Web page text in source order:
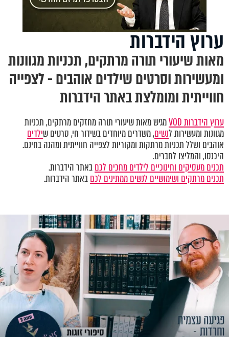
ערוץ הידברות
מאות שיעורי תורה מרתקים, תכניות מגוונות
ומעשירות וסרטים שילדים אוהבים - לצפייה
חווייתית ומומלצת באתר הידברות
ערוץ הידברות VOD
מגיש מאות שיעורי תורה מחזקים מרתקים, תכניות
מגוונות ומעשירות לנשים, משדרים מיוחדים בשידור חי, סרטים שילדים
אוהבים ושלל תכניות מרתקות ומקוריות לצפייה חווייתית ומהנה בחינם.
היכנסו, והמליצו לחברים.
תכנים מעסיקים וחינוכיים לילדים מחכים לכםבאתר הידברות.
תכנים מרתקים ושימושיים לנשים ממתינים לכםבאתר הידברות.